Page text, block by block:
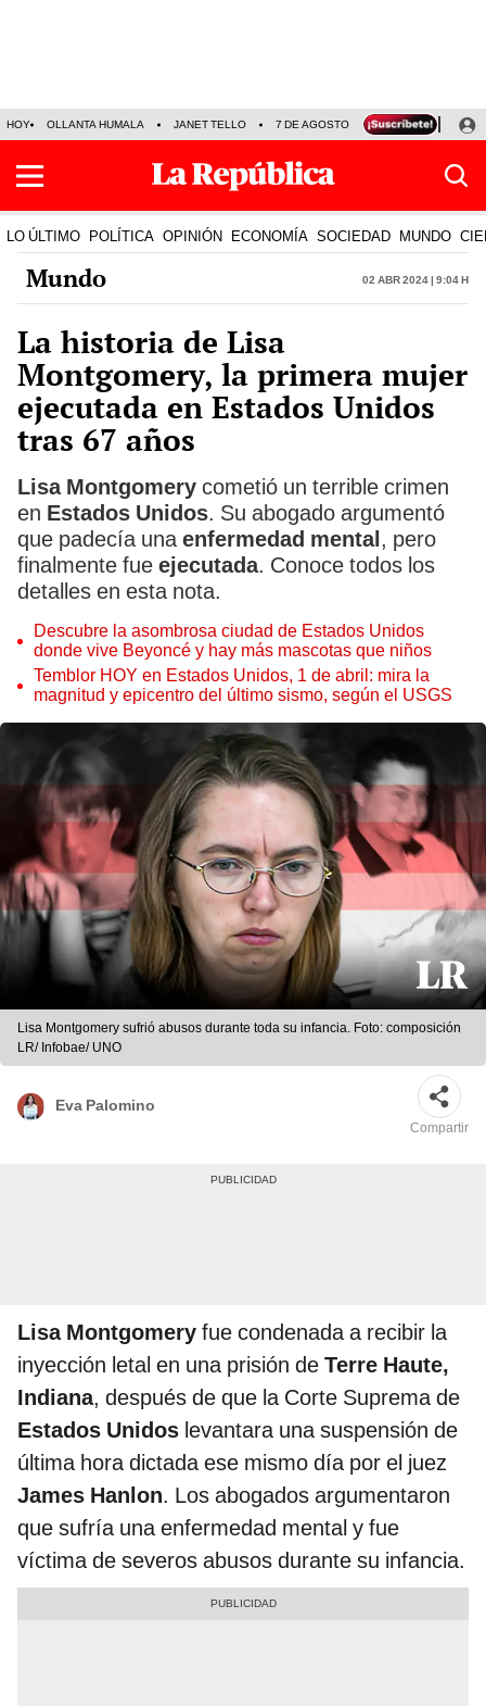
HOY OLLANTA HUMALA JANET TELLO 7 DE AGOSTO TINKA RESULTADOS
LO ÚLTIMO POLÍTICA OPINIÓN ECONOMÍA SOCIEDAD MUNDO
Mundo 02 Abr 2024 | 9:04 h
La historia de Lisa
Montgomery, la primera mujer
ejecutada en Estados Unidos
tras 67 años
Lisa Montgomery cometió un terrible crimen
en Estados Unidos. Su abogado argumentó
que padecía una enfermedad mental, pero
finalmente fue ejecutada. Conoce todos los
detalles en esta nota.
Descubre la asombrosa ciudad de Estados Unidos
donde vive Beyoncé y hay más mascotas que niños
Temblor HOY en Estados Unidos, 1 de abril: mira la
magnitud y epicentro del último sismo, según el USGS
Lisa Montgomery sufrió abusos durante toda su infancia. Foto: composición
LR/ Infobae/ UNO
Eva Palomino
Compartir
Lisa Montgomery fue condenada a recibir la
inyección letal en una prisión de Terre Haute,
Indiana, después de que la Corte Suprema de
Estados Unidos levantara una suspensión de
última hora dictada ese mismo día por el juez
James Hanlon. Los abogados argumentaron
que sufría una enfermedad mental y fue
víctima de severos abusos durante su infancia.